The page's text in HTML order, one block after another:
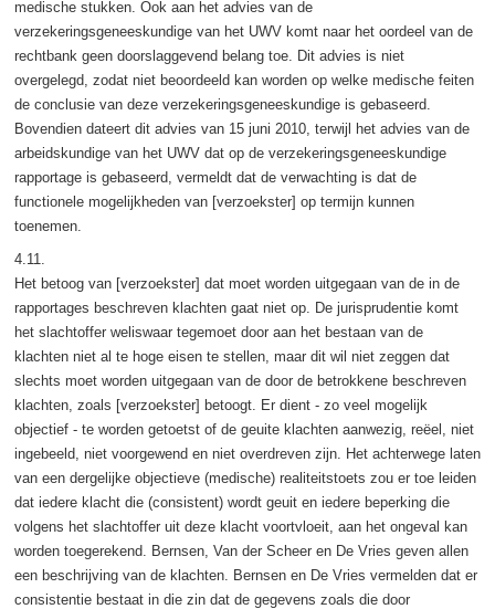
medische stukken. Ook aan het advies van de
verzekeringsgeneeskundige van het UWV komt naar het oordeel van de
rechtbank geen doorslaggevend belang toe. Dit advies is niet
overgelegd, zodat niet beoordeeld kan worden op welke medische feiten
de conclusie van deze verzekeringsgeneeskundige is gebaseerd.
Bovendien dateert dit advies van 15 juni 2010, terwijl het advies van de
arbeidskundige van het UWV dat op de verzekeringsgeneeskundige
rapportage is gebaseerd, vermeldt dat de verwachting is dat de
functionele mogelijkheden van [verzoekster] op termijn kunnen
toenemen.
4.11.
Het betoog van [verzoekster] dat moet worden uitgegaan van de in de
rapportages beschreven klachten gaat niet op. De jurisprudentie komt
het slachtoffer weliswaar tegemoet door aan het bestaan van de
klachten niet al te hoge eisen te stellen, maar dit wil niet zeggen dat
slechts moet worden uitgegaan van de door de betrokkene beschreven
klachten, zoals [verzoekster] betoogt. Er dient - zo veel mogelijk
objectief - te worden getoetst of de geuite klachten aanwezig, reëel, niet
ingebeeld, niet voorgewend en niet overdreven zijn. Het achterwege laten
van een dergelijke objectieve (medische) realiteitstoets zou er toe leiden
dat iedere klacht die (consistent) wordt geuit en iedere beperking die
volgens het slachtoffer uit deze klacht voortvloeit, aan het ongeval kan
worden toegerekend. Bernsen, Van der Scheer en De Vries geven allen
een beschrijving van de klachten. Bernsen en De Vries vermelden dat er
consistentie bestaat in die zin dat de gegevens zoals die door